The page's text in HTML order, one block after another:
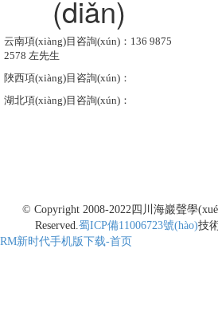
(diǎn)
云南項(xiàng)目咨詢(xún)：136 9875
2578 左先生
陜西項(xiàng)目咨詢(xún)：
湖北項(xiàng)目咨詢(xún)：
© Copyright 2008-2022四川海巖聲學
Reserved.蜀ICP備11006723號(hào)技
RM新时代手机版下载-首页